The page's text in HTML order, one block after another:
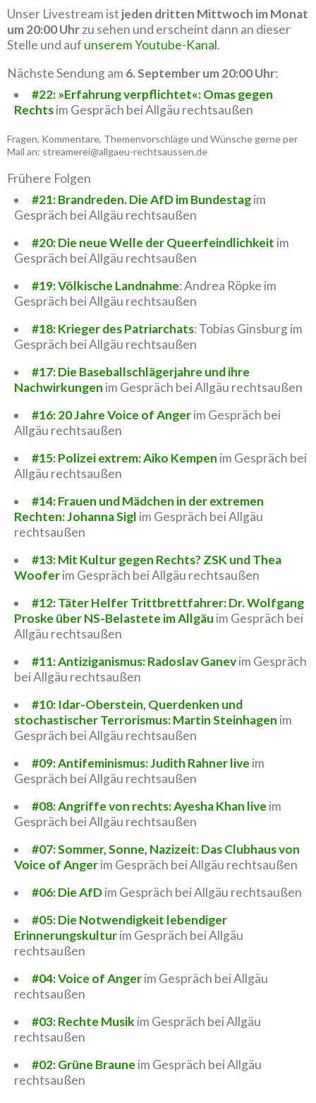
Unser Livestream ist jeden dritten Mittwoch im Monat
um 20:00 Uhrzu sehen und erscheint dann an dieser
Stelle und auf unserem Youtube-Kanal.
Nächste Sendung am 6. September um 20:00 Uhr:
#22: »Erfahrung verpflichtet«: Omas gegen
Rechtsim Gespräch bei Allgäu rechtsaußen
Fragen, Kommentare, Themenvorschläge und Wünsche gerne per
Mail an: streamerei@allgaeu-rechtsaussen.de
Frühere Folgen
#21: Brandreden. Die AfD im Bundestagim
Gespräch bei Allgäu rechtsaußen
#20: Die neue Welle der Queerfeindlichkeit im
Gespräch bei Allgäu rechtsaußen
#19: Völkische Landnahme: Andrea Röpke im
Gespräch bei Allgäu rechtsaußen
#18: Krieger des Patriarchats: Tobias Ginsburg im
Gespräch bei Allgäu rechtsaußen
#17: Die Baseballschlägerjahre und ihre
Nachwirkungen im Gespräch bei Allgäu rechtsaußen
#16: 20 Jahre Voice of Angerim Gespräch bei
Allgäu rechtsaußen
#15: Polizei extrem: Aiko Kempen im Gespräch bei
Allgäu rechtsaußen
#14: Frauen und Mädchen in der extremen
Rechten: Johanna Sigl im Gespräch bei Allgäu
rechtsaußen
#13: Mit Kultur gegen Rechts? ZSK und Thea
Wooferim Gespräch bei Allgäu rechtsaußen
#12: Täter Helfer Trittbrettfahrer: Dr. Wolfgang
Proske über NS-Belastete im Allgäu im Gespräch bei
Allgäu rechtsaußen
#11: Antiziganismus: Radoslav Ganevim Gespräch
bei Allgäu rechtsaußen
#10: Idar-Oberstein, Querdenken und
stochastischer Terrorismus: Martin Steinhagen im
Gespräch bei Allgäu rechtsaußen
#09: Antifeminismus: Judith Rahner live im
Gespräch bei Allgäu rechtsaußen
#08: Angriffe von rechts: Ayesha Khan live im
Gespräch bei Allgäu rechtsaußen
#07: Sommer, Sonne, Nazizeit: Das Clubhaus von
Voice of Angerim Gespräch bei Allgäu rechtsaußen
#06: Die AfDim Gespräch bei Allgäu rechtsaußen
#05: Die Notwendigkeit lebendiger
Erinnerungskulturim Gespräch bei Allgäu
rechtsaußen
#04: Voice of Angerim Gespräch bei Allgäu
rechtsaußen
#03: Rechte Musik im Gespräch bei Allgäu
rechtsaußen
#02: Grüne Braune im Gespräch bei Allgäu
rechtsaußen